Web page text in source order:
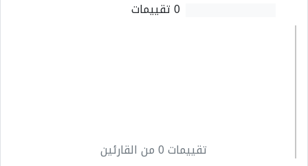
0 تقييمات
تقييمات 0 من القارئين